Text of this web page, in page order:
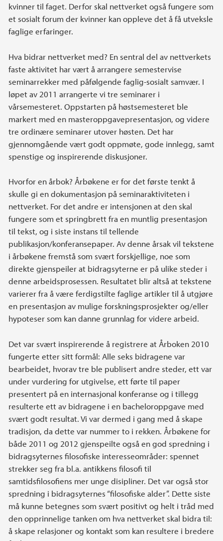
kvinner til faget. Derfor skal nettverket også fungere som
et sosialt forum der kvinner kan oppleve det å få utveksle
faglige erfaringer.
Hva bidrar nettverket med? En sentral del av nettverkets
faste aktivitet har vært å arrangere semestervise
seminarrekker med påfølgende faglig-sosialt samvær. I
løpet av 2011 arrangerte vi tre seminarer i
vårsemesteret. Oppstarten på høstsemesteret ble
markert med en masteroppgavepresentasjon, og videre
tre ordinære seminarer utover høsten. Det har
gjennomgående vært godt oppmøte, gode innlegg, samt
spenstige og inspirerende diskusjoner.
Hvorfor en årbok? Årbøkene er for det første tenkt å
skulle gi en dokumentasjon på seminaraktiviteten i
nettverket. For det andre er intensjonen at den skal
fungere som et springbrett fra en muntlig presentasjon
til tekst, og i siste instans til tellende
publikasjon/konferansepaper. Av denne årsak vil tekstene
i årbøkene fremstå som svært forskjellige, noe som
direkte gjenspeiler at bidragsyterne er på ulike steder i
denne arbeidsprosessen. Resultatet blir altså at tekstene
varierer fra å være ferdigstilte faglige artikler til å utgjøre
en presentasjon av mulige forskningsprosjekter og/eller
hypoteser som kan danne grunnlag for videre arbeid.
Det var svært inspirerende å registrere at Årboken 2010
fungerte etter sitt formål: Alle seks bidragene var
bearbeidet, hvorav tre ble publisert andre steder, ett var
under vurdering for utgivelse, ett førte til paper
presentert på en internasjonal konferanse og i tillegg
resulterte ett av bidragene i en bacheloroppgave med
svært godt resultat. Vi var dermed i gang med å skape
tradisjon, da dette var nummer to i rekken. Årbøkene for
både 2011 og 2012 gjenspeilte også en god spredning i
bidragsyternes filosofiske interesseområder: spennet
strekker seg fra bl.a. antikkens filosofi til
samtidsfilosofiens mer unge disipliner. Det var også stor
spredning i bidragsyternes “filosofiske alder”. Dette siste
må kunne betegnes som svært positivt og helt i tråd med
den opprinnelige tanken om hva nettverket skal bidra til:
å skape relasjoner og kontakt som kan resultere i bredere